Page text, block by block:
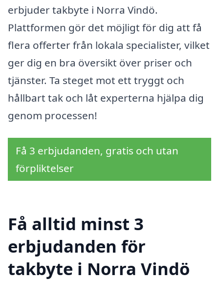
erbjuder takbyte i Norra Vindö.
Plattformen gör det möjligt för dig att få
flera offerter från lokala specialister, vilket
ger dig en bra översikt över priser och
tjänster. Ta steget mot ett tryggt och
hållbart tak och låt experterna hjälpa dig
genom processen!
Få 3 erbjudanden, gratis och utan
förpliktelser
Få alltid minst 3
erbjudanden för
takbyte i Norra Vindö